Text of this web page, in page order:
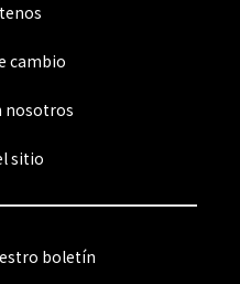
cambio
nosotros
sitio
boletín